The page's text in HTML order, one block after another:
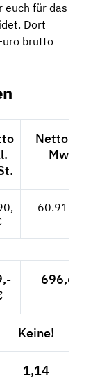
euch für das
Dort
brutto
Netto exkl.
MwSt.
60.916,-- €
696,64 €
Keine!
1,14